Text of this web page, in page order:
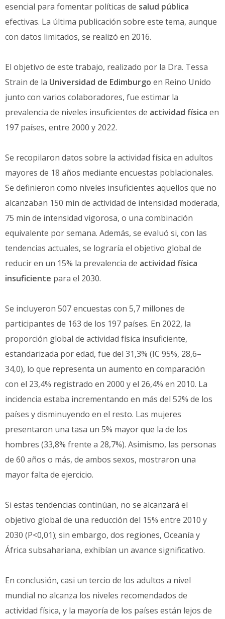
esencial para fomentar políticas de salud pública
efectivas. La última publicación sobre este tema, aunque
con datos limitados, se realizó en 2016.
El objetivo de este trabajo, realizado por la Dra. Tessa
Strain de la Universidad de Edimburgo en Reino Unido
junto con varios colaboradores, fue estimar la
prevalencia de niveles insuficientes de actividad física en
197 países, entre 2000 y 2022.
Se recopilaron datos sobre la actividad física en adultos
mayores de 18 años mediante encuestas poblacionales.
Se definieron como niveles insuficientes aquellos que no
alcanzaban 150 min de actividad de intensidad moderada,
75 min de intensidad vigorosa, o una combinación
equivalente por semana. Además, se evaluó si, con las
tendencias actuales, se lograría el objetivo global de
reducir en un 15% la prevalencia de actividad física
insuficiente para el 2030.
Se incluyeron 507 encuestas con 5,7 millones de
participantes de 163 de los 197 países. En 2022, la
proporción global de actividad física insuficiente,
estandarizada por edad, fue del 31,3% (IC 95%, 28,6–
34,0), lo que representa un aumento en comparación
con el 23,4% registrado en 2000 y el 26,4% en 2010. La
incidencia estaba incrementando en más del 52% de los
países y disminuyendo en el resto. Las mujeres
presentaron una tasa un 5% mayor que la de los
hombres (33,8% frente a 28,7%). Asimismo, las personas
de 60 años o más, de ambos sexos, mostraron una
mayor falta de ejercicio.
Si estas tendencias continúan, no se alcanzará el
objetivo global de una reducción del 15% entre 2010 y
2030 (P<0,01); sin embargo, dos regiones, Oceanía y
África subsahariana, exhibían un avance significativo.
En conclusión, casi un tercio de los adultos a nivel
mundial no alcanza los niveles recomendados de
actividad física, y la mayoría de los países están lejos de